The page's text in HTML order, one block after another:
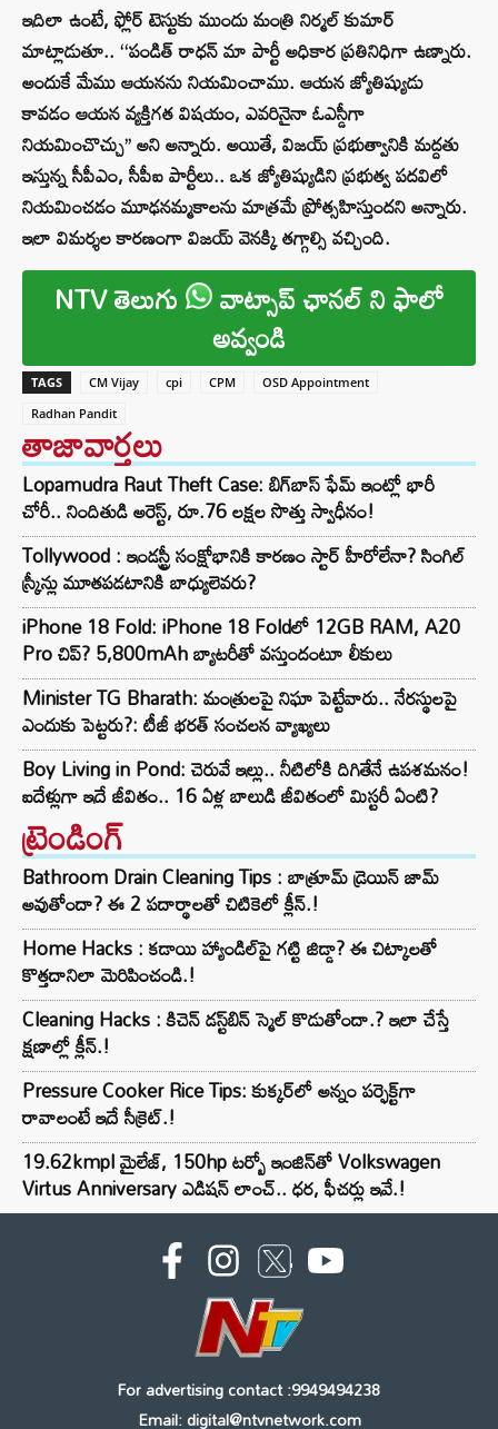
ఇదిలా ఉంటే, ఫ్లోర్ టెస్టుకు ముందు మంత్రి నిర్మల్ కుమార్
మాట్లాడుతూ.. ‘‘పండిత్ రాధన్ మా పార్టీ అధికార ప్రతినిధిగా ఉణ్నారు.
అందుకే మేము ఆయనను నియమించాము. ఆయన జ్యోతిష్యుడు
కావడం ఆయన వ్యక్తిగత విషయం, ఎవరినైనా ఓఎస్డీగా
నియమించొచ్చు’’ అని అన్నారు. అయితే, విజయ్‌ ప్రభుత్వానికి మద్దతు
ఇస్తున్న సీపీఎం, సీపీఐ పార్టీలు.. ఒక జ్యోతిష్యుడిని ప్రభుత్వ పదవిలో
నియమించడం మూఢనమ్మకాలను మాత్రమే ప్రోత్సహిస్తుందని అన్నారు.
ఇలా విమర్శల కారణంగా విజయ్ వెనక్కి తగ్గాల్సి వచ్చింది.
NTV తెలుగు వాట్సాప్ ఛానల్ ని ఫాలో
అవ్వండి
TAGS CM Vijay cpi CPM
OSD Appointment
Radhan Pandit
తాజావార్తలు
Lopamudra Raut Theft Case: బిగ్‌బాస్ ఫేమ్ ఇంట్లో భారీ
చోరీ.. నిందితుడి అరెస్ట్, రూ.76 లక్షల సొత్తు స్వాధీనం!
Tollywood : ఇండస్ట్రీ సంక్షోభానికి కారణం స్టార్ హీరోలేనా? సింగిల్
స్క్రీన్లు మూతపడటానికి బాధ్యులెవరు?
iPhone 18 Fold: iPhone 18 Fold‌లో 12GB RAM, A20
Pro చిప్? 5,800mAh బ్యాటరీతో వస్తుందంటూ లీకులు
Minister TG Bharath: మంత్రులపై నిఘా పెట్టేవారు.. నేరస్థులపై
ఎందుకు పెట్టరు?: టీజీ భరత్ సంచలన వ్యాఖ్యలు
Boy Living in Pond: చెరువే ఇల్లు.. నీటిలోకి దిగితేనే ఉపశమనం!
ఐదేళ్లుగా ఇదే జీవితం.. 16 ఏళ్ల బాలుడి జీవితంలో మిస్టరీ ఏంటి?
ట్రెండింగ్‌
Bathroom Drain Cleaning Tips : బాత్రూమ్ డ్రెయిన్ జామ్
అవుతోందా? ఈ 2 పదార్థాలతో చిటికెలో క్లీన్.!
Home Hacks : కడాయి హ్యాండిల్‌పై గట్టి జిడ్డా? ఈ చిట్కాలతో
కొత్తదానిలా మెరిపించండి.!
Cleaning Hacks : కిచెన్ డస్ట్‌బిన్ స్మెల్ కొడుతోందా.? ఇలా చేస్తే
క్షణాల్లో క్లీన్.!
Pressure Cooker Rice Tips: కుక్కర్‌లో అన్నం పర్ఫెక్ట్‌గా
రావాలంటే ఇదే సీక్రెట్.!
19.62kmpl మైలేజ్, 150hp టర్బో ఇంజిన్‌తో Volkswagen
Virtus Anniversary ఎడిషన్ లాంచ్.. ధర, ఫీచర్లు ఇవే.!
For advertising contact :9949494238
Email: digital@ntvnetwork.com